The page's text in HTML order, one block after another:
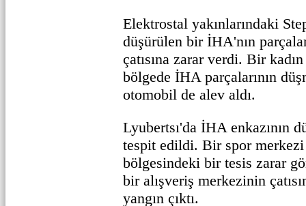
Elektrostal yakınlarındaki
düşürülen bir İHA'nın
çatısına zarar verdi. Bir
bölgede İHA parçalarının
otomobil de alev aldı.
Lyubertsı'da İHA enkazının
tespit edildi. Bir spor merkezi
bölgesindeki bir tesis zarar
bir alışveriş merkezinin
yangın çıktı.